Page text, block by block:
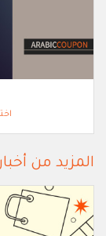
المزيد من